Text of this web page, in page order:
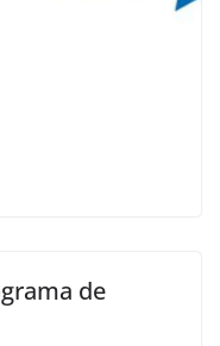
de